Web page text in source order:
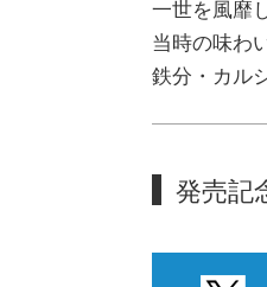
一世を風靡
当時の味わ
鉄分・カル
発売記